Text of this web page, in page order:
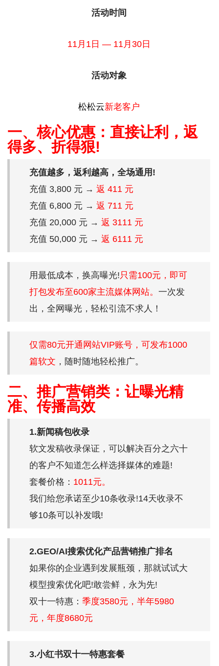
活动时间
11月1日 — 11月30日
活动对象
松松云新老客户
一、核心优惠：直接让利，返
得多、折得狠!
充值越多，返利越高，全场通用!
充值 3,800 元 → 返 411 元
充值 6,800 元 → 返 711 元
充值 20,000 元 → 返 3111 元
充值 50,000 元 → 返 6111 元
用最低成本，换高曝光! 只需100元，即可
打包发布至600家主流媒体网站。 一次发
出，全网曝光，轻松引流不求人！
仅需80元开通网站VIP账号，可发布1000
篇软文 ，随时随地轻松推广。
二、推广营销类：让曝光精
准、传播高效
1.新闻稿包收录
软文发稿收录保证，可以解决百分之六十
的客户不知道怎么样选择媒体的难题!
套餐价格： 1011元。
我们给您承诺至少10条收录!14天收录不
够10条可以补发哦!
2.GEO/AI搜索优化产品营销推广排名
如果你的企业遇到发展瓶颈，那就试试大
模型搜索优化吧!敢尝鲜，永为先!
双十一特惠： 季度3580元，半年5980
元，年度8680元
3.小红书双十一特惠套餐